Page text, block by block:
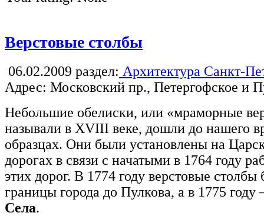
Верстовые столбы
06.02.2009 раздел: Архитектура Санкт-
Адрес: Московский пр., Петергофское и
Небольшие обелиски, или «мраморные
называли в XVIII веке, дошли до нашего
образцах. Они были установлены на
дорогах в связи с начатыми в 1764 году
этих дорог. В 1774 году верстовые
границы города до Пулкова, а в 1775
Села.